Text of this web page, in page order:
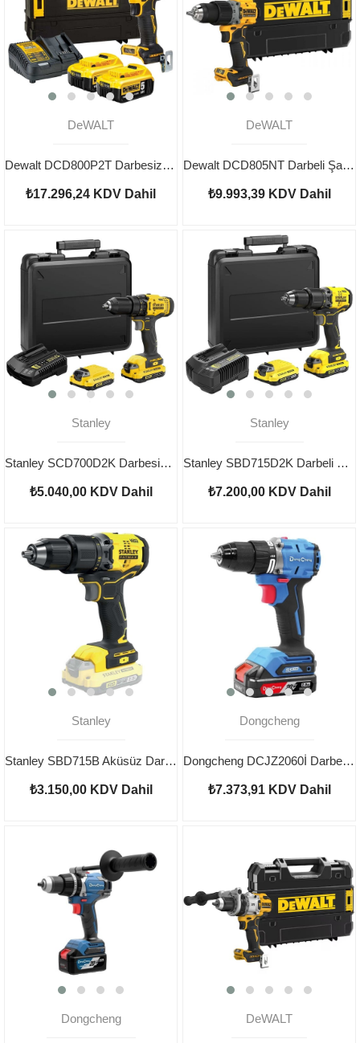
DeWALT
Dewalt DCD800P2T Darbesiz Şarjlı Matkap 18V 5.0AH
₺17.296,24 KDV Dahil
DeWALT
Dewalt DCD805NT Darbeli Şarjlı Matkap Aküsüz
₺9.993,39 KDV Dahil
Stanley
Stanley SCD700D2K Darbesiz Şarjlı Matkap
₺5.040,00 KDV Dahil
Stanley
Stanley SBD715D2K Darbeli Şarjlı Matkap
₺7.200,00 KDV Dahil
Stanley
Stanley SBD715B Aküsüz Darbeli Kömürsüz Şarjlı Matkap
₺3.150,00 KDV Dahil
Dongcheng
Dongcheng DCJZ2060İ Darbeli Şarjlı Matkap 20V 2AH
₺7.373,91 KDV Dahil
Dongcheng DeWALT